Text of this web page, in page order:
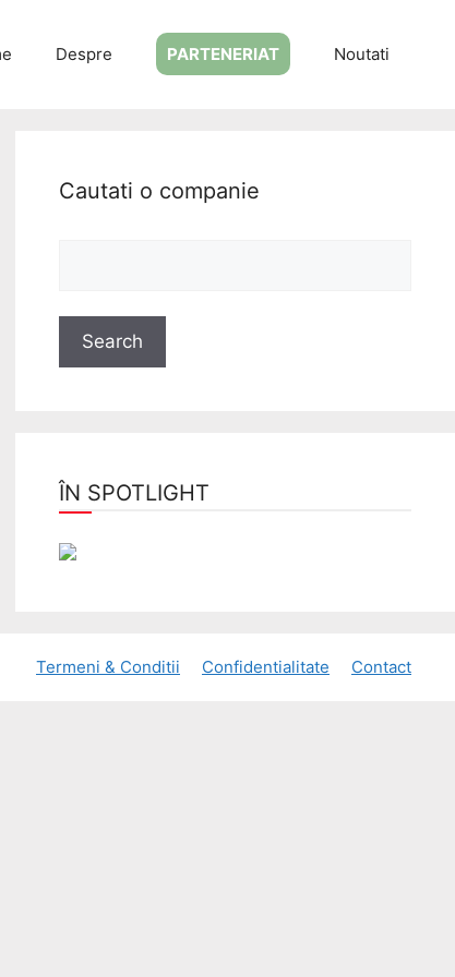
Despre PARTENERIAT Noutati
Cautati o companie
ÎN SPOTLIGHT
Termeni & Conditii Confidentialitate Contact